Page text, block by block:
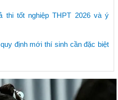
thi tốt nghiệp THPT 2026 và ý
định mới thí sinh cần đặc biệt